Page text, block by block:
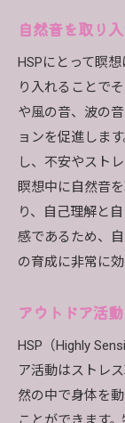
自然音を取り
HSPにとって瞑
り入れることで
や風の音、波の
ョンを促進しま
し、不安やスト
瞑想中に自然音
り、自己理解と
感であるため、
の育成に非常に効
アウトドア活
HSP（Highly
ア活動はストレ
然の中で身体を